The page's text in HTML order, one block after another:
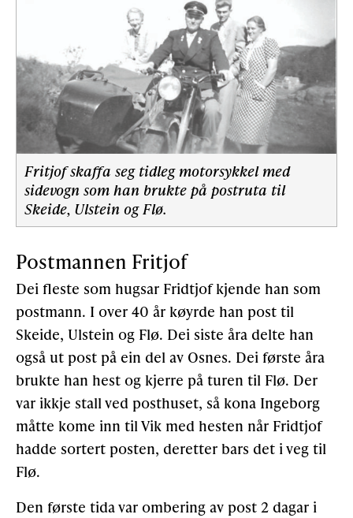
Fritjof skaffa seg tidleg motorsykkel med
sidevogn som han brukte på postruta til
Skeide, Ulstein og Flø.
Postmannen Fritjof
Dei fleste som hugsar Fridtjof kjende han som
postmann. I over 40 år køyrde han post til
Skeide, Ulstein og Flø. Dei siste åra delte han
også ut post på ein del av Osnes. Dei første åra
brukte han hest og kjerre på turen til Flø. Der
var ikkje stall ved posthuset, så kona Ingeborg
måtte kome inn til Vik med hesten når Fridtjof
hadde sortert posten, deretter bars det i veg til
Flø.
Den første tida var ombering av post 2 dagar i